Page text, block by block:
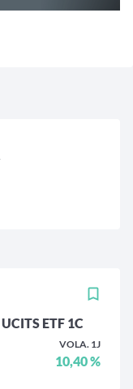
ETF 1C
VOLA. 1J
10,40 %